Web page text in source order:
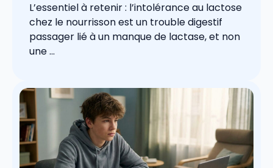
L’essentiel à retenir : l’intolérance au lactose
chez le nourrisson est un trouble digestif
passager lié à un manque de lactase, et non
une ...